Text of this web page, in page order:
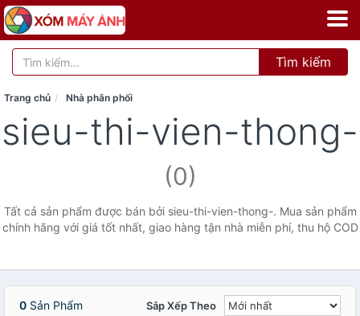
Tìm kiếm
Trang chủ Nhà phân phối
sieu-thi-vien-thong-
(0)
Tất cả sản phẩm được bán bởi sieu-thi-vien-thong-. Mua sản phẩm
chính hãng với giá tốt nhất, giao hàng tận nhà miễn phí, thu hộ COD
0 Sản Phẩm Sắp Xếp Theo